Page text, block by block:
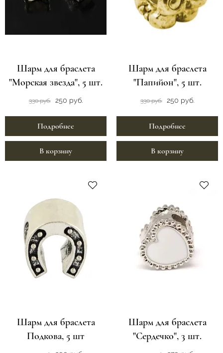
Шарм для браслета
"Морская звезда", 5 шт.
330 руб. 250 руб.
Подробнее
В корзину
Шарм для браслета
"Папийон", 5 шт.
330 руб. 250 руб.
Подробнее
В корзину
Шарм для браслета
Подкова, 5 шт
Шарм для браслета
"Сердечко", 3 шт.